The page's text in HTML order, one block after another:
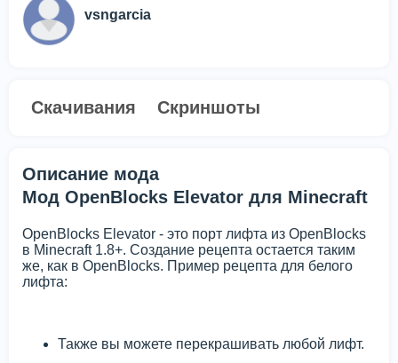
vsngarcia
Скачивания Скриншоты
Описание мода
Мод OpenBlocks Elevator для Minecraft
OpenBlocks Elevator - это порт лифта из OpenBlocks
в Minecraft 1.8+. Создание рецепта остается таким
же, как в OpenBlocks. Пример рецепта для белого
лифта:
Также вы можете перекрашивать любой лифт.